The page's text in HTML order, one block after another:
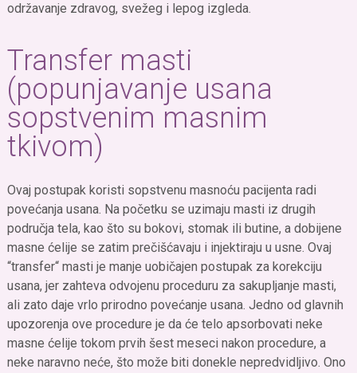
održavanje zdravog, svežeg i lepog izgleda.
Transfer masti
(popunjavanje usana
sopstvenim masnim
tkivom)
Ovaj postupak koristi sopstvenu masnoću pacijenta radi
povećanja usana. Na početku se uzimaju masti iz drugih
područja tela, kao što su bokovi, stomak ili butine, a dobijene
masne ćelije se zatim prečišćavaju i injektiraju u usne. Ovaj
“transfer“ masti je manje uobičajen postupak za korekciju
usana, jer zahteva odvojenu proceduru za sakupljanje masti,
ali zato daje vrlo prirodno povećanje usana. Jedno od glavnih
upozorenja ove procedure je da će telo apsorbovati neke
masne ćelije tokom prvih šest meseci nakon procedure, a
neke naravno neće, što može biti donekle nepredvidljivo. Ono